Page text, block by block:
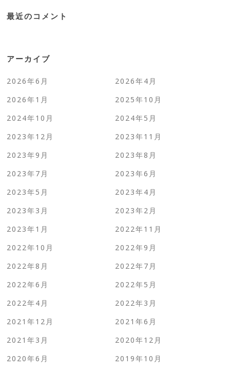
最近のコメント
アーカイブ
2026年6月
2026年4月
2026年1月
2025年10月
2024年10月
2024年5月
2023年12月
2023年11月
2023年9月
2023年8月
2023年7月
2023年6月
2023年5月
2023年4月
2023年3月
2023年2月
2023年1月
2022年11月
2022年10月
2022年9月
2022年8月
2022年7月
2022年6月
2022年5月
2022年4月
2022年3月
2021年12月
2021年6月
2021年3月
2020年12月
2020年6月
2019年10月